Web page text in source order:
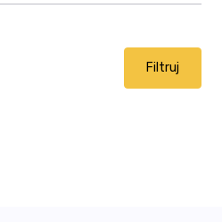
Filtruj